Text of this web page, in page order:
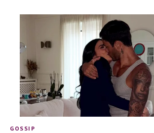
GOSSIP